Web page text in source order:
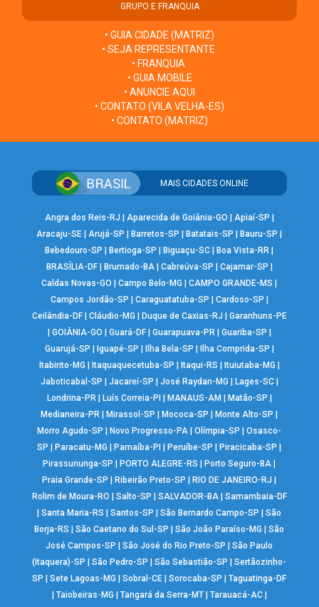
GRUPO E FRANQUIA
• GUIA CIDADE (MATRIZ)
• SEJA REPRESENTANTE
• FRANQUIA
• GUIA MOBILE
• ANUNCIE AQUI
• CONTATO (VILA VELHA-ES)
• CONTATO (MATRIZ)
MAIS CIDADES ONLINE
Angra dos Reis-RJ Aparecida de Goiânia-GO Apiaí-SP
Aracaju-SE |Arujá-SP Barretos-SP Batatais-SP Bauru-SP
Bebedouro-SP
Bertioga-SP Biguaçu-SC Boa Vista-RR
BRASÍLIA-DF| Brumado-BA| Cabreúva-SP Cajamar-SP
Caldas Novas-GO
|Campo Belo-MG |CAMPO GRANDE-MS
Campos Jordão-SP
Caraguatatuba-SP Cardoso-SP
Ceilândia-DF| Cláudio-MG Duque de Caxias-RJ
Garanhuns-PE
GOIÂNIA-GO Guará-DF| Guarapuava-PR| Guariba-SP
Guarujá-SP
Iguapé-SP Ilha Bela-SP Ilha Comprida-SP
Itabirito-MG
Itaquaquecetuba-SP Itaqui-RS Ituiutaba-MG
Jaboticabal-SP
Jacareí-SP José Raydan-MG Lages-SC|
Londrina-PR| Luís Correia-PI MANAUS-AM Matão-SP
Medianeira-PR
Mirassol-SP Mococa-SP Monte Alto-SP
Morro Agudo-SP
Novo Progresso-PA |Olímpia-SP |Osasco-
SP
Paracatu-MG Parnaíba-PI Peruíbe-SP Piracicaba-SP
Pirassununga-SP
PORTO ALEGRE-RS Porto Seguro-BA
Praia Grande-SP
Ribeirão Preto-SP RIO DE JANEIRO-RJ
Rolim de Moura-RO
Salto-SP SALVADOR-BA| Samambaia-DF
|Santa Maria-RS |Santos-SP |São Bernardo Campo-SP |São
Borja-RS
|São Caetano do Sul-SP |São João Paraíso-MG |São
José Campos-SP
|São José do Rio Preto-SP |São Paulo
(Itaquera)-SP
|São Pedro-SP |São Sebastião-SP |Sertãozinho-
SP
|Sete Lagoas-MG |Sobral-CE |Sorocaba-SP |Taguatinga-DF
Taiobeiras-MG Tangará da Serra-MT| Tarauacá-AC|